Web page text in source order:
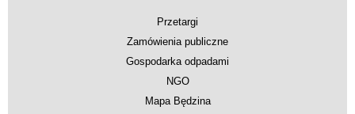
Przetargi
Zamówienia publiczne
Gospodarka odpadami
NGO
Mapa Będzina